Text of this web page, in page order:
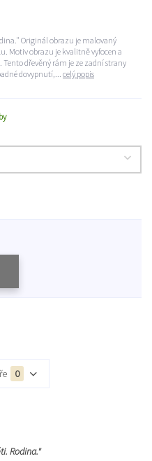
Originál obrazu je malovaný
Motiv obrazu je kvalitně vyfocen a
dřevěný rám je ze zadní strany
dovypnutí,... celý popis
0
Rodina."